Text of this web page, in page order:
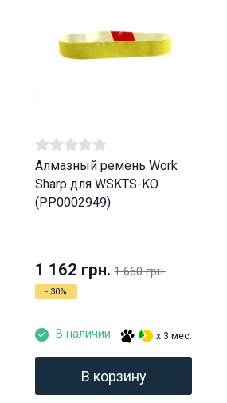
Алмазный ремень Work
Sharp для WSKTS-KO
(PP0002949)
1 162 грн. 1 660 грн.
- 30%
В наличии x 3 мес.
В корзину